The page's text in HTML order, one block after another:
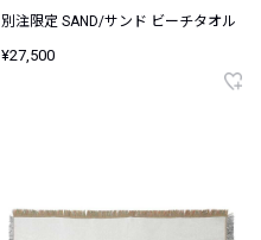
別注限定 SAND/サンド ビーチタオル
¥27,500